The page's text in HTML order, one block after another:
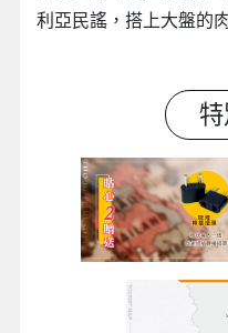
利亞民謠，搭上大盤的